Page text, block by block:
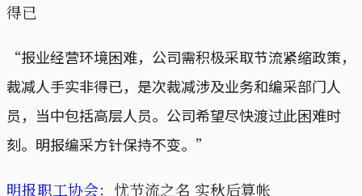
得已
“报业经营环境困难，公司需积极采取节流紧缩政策，
裁减人手实非得已，是次裁减涉及业务和编采部门人
员，当中包括高层人员。公司希望尽快渡过此困难时
刻。明报编采方针保持不变。”
明报职工协会：忧节流之名 实秋后算帐